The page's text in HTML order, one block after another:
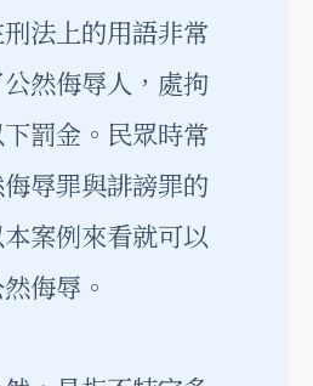
法上的用語非常
然侮辱人，處拘
罰金。民眾時常
辱罪與誹謗罪的
案例來看就可以
侮辱。